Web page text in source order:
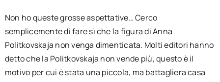
Non ho queste grosse aspettative… Cerco
semplicemente di fare sì che la figura di Anna
Politkovskaja non venga dimenticata. Molti editori hanno
detto che la Politkovskaja non vende più, questo è il
motivo per cui è stata una piccola, ma battagliera casa